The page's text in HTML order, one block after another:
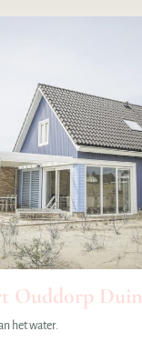
Ouddorp Duin
het water.